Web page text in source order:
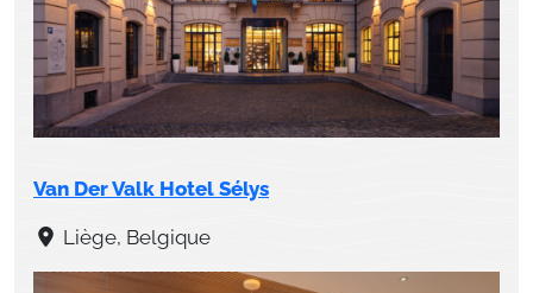
Van Der Valk Hotel Sélys
Liège, Belgique